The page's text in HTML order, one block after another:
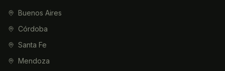
Buenos Aires
Córdoba
Santa Fe
Mendoza